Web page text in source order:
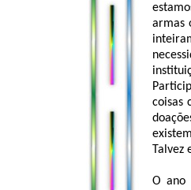
armas
coisas
Talvez
O ano